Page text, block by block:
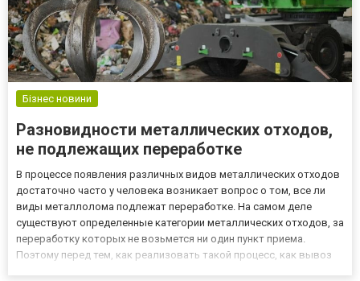
Бізнес новини
Разновидности металлических отходов,
не подлежащих переработке
В процессе появления различных видов металлических отходов
достаточно часто у человека возникает вопрос о том, все ли
виды металлолома подлежат переработке. На самом деле
существуют определенные категории металлических отходов, за
переработку которых не возьмется ни один пункт приема.
Поэтому перед тем, как реализовать такой процесс, как вывоз